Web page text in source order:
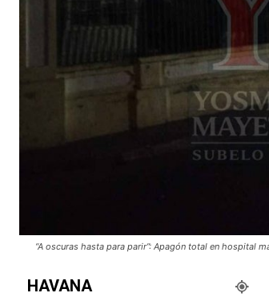
“A oscuras hasta para parir”: Apagón total en hospital
HAVANA